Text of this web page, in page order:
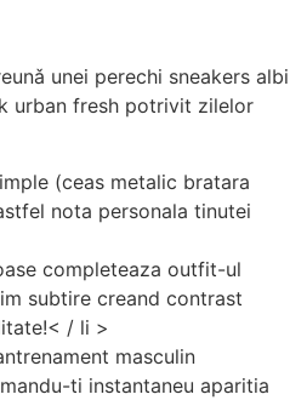
unei perechi sneakers albi
urban fresh potrivit zilelor
(ceas metalic bratara
nota personala tinutei
completeaza outfit-ul
subtire creand contrast
/ li >
masculin
ti instantaneu aparitia